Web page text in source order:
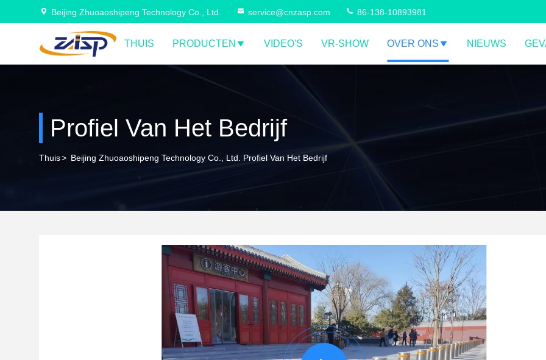
Beijing Zhuoaoshipeng Technology Co., Ltd. service@cnzasp.com 86-138-10893981
THUIS PRODUCTEN VIDEO'S VR-SHOW OVER ONS NIEUWS
Profiel Van Het Bedrijf
Thuis> Beijing Zhuoaoshipeng Technology Co., Ltd. Profiel Van Het Bedrijf